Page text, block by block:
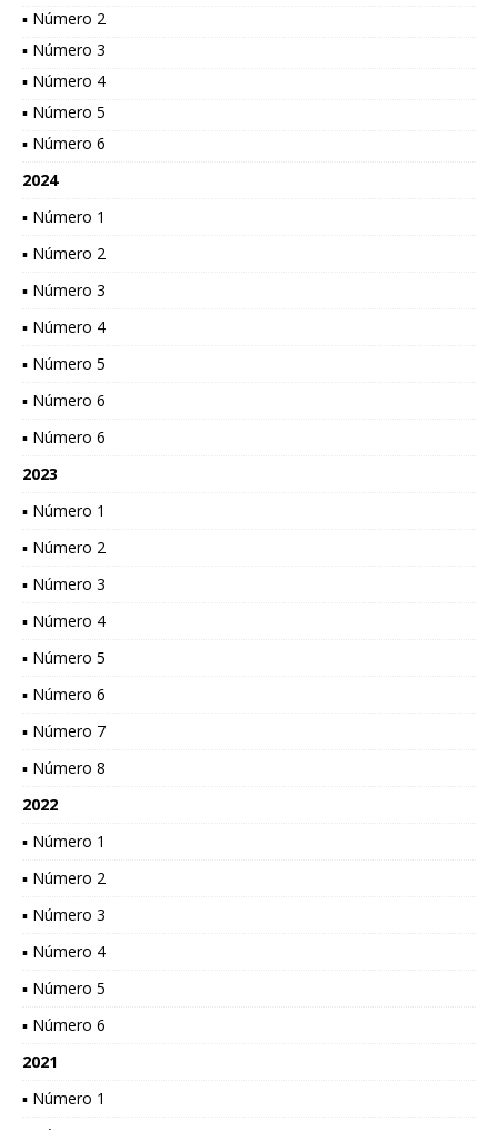
▪ Número 2
▪ Número 3
▪ Número 4
▪ Número 5
▪ Número 6
2024
▪ Número 1
▪ Número 2
▪ Número 3
▪ Número 4
▪ Número 5
▪ Número 6
▪ Número 6
2023
▪ Número 1
▪ Número 2
▪ Número 3
▪ Número 4
▪ Número 5
▪ Número 6
▪ Número 7
▪ Número 8
2022
▪ Número 1
▪ Número 2
▪ Número 3
▪ Número 4
▪ Número 5
▪ Número 6
2021
▪ Número 1